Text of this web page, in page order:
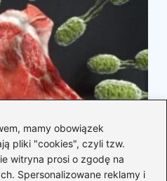
mamy obowiązek
pliki "cookies", czyli tzw.
witryna prosi o zgodę na
Spersonalizowane reklamy i